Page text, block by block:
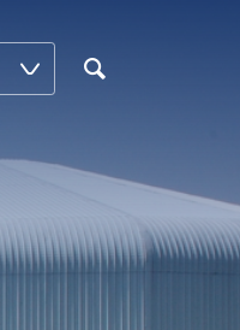
Chercher